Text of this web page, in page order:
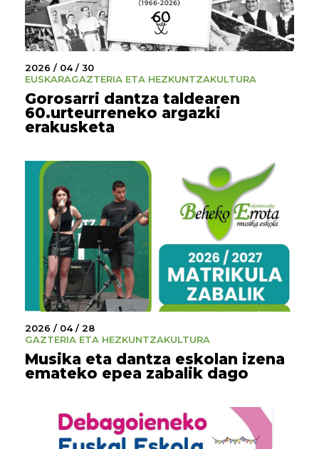
2026 / 04 / 30
EUSKARAGAZTERIA ETA HEZKUNTZAKULTURA
Gorosarri dantza taldearen
60.urteurreneko argazki
erakusketa
2026 / 04 / 28
GAZTERIA ETA HEZKUNTZAKULTURA
Musika eta dantza eskolan izena
emateko epea zabalik dago